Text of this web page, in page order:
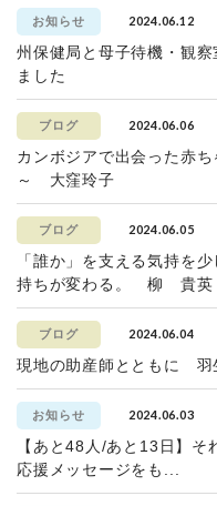
お知らせ 2024.06.12
州保健局と母子待機・観
ました
ブログ 2024.06.06
カンボジアで出会った赤
～ 大窪玲子
ブログ 2024.06.05
「誰か」を支える気持を
持ちが変わる。 柳 貴英
ブログ 2024.06.04
現地の助産師とともに 羽
お知らせ 2024.06.03
【あと48人/あと13日】
応援メッセージをも...